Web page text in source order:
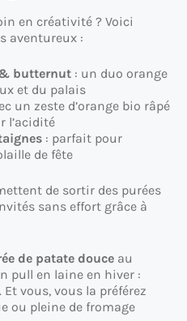
en créativité ? Voici
aventureux :
& butternut : un duo orange
et du palais
un zeste d’orange bio râpé
l’acidité
: parfait pour
de fête
de sortir des purées
sans effort grâce à
de patate douce au
pull en laine en hiver :
vous, vous la préférez
ou pleine de fromage